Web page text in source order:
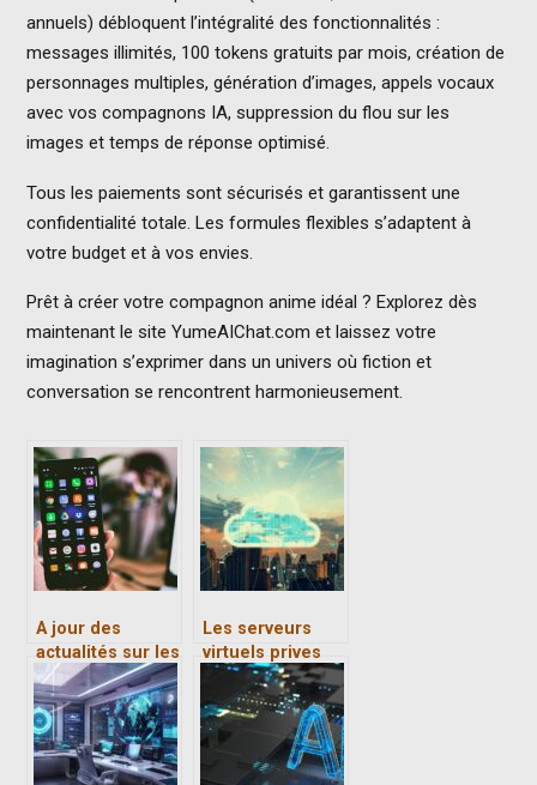
annuels) débloquent l’intégralité des fonctionnalités :
messages illimités, 100 tokens gratuits par mois, création de
personnages multiples, génération d’images, appels vocaux
avec vos compagnons IA, suppression du flou sur les
images et temps de réponse optimisé.
Tous les paiements sont sécurisés et garantissent une
confidentialité totale. Les formules flexibles s’adaptent à
votre budget et à vos envies.
Prêt à créer votre compagnon anime idéal ? Explorez dès
maintenant le site YumeAIChat.com et laissez votre
imagination s’exprimer dans un univers où fiction et
conversation se rencontrent harmonieusement.
A jour des
actualités sur les
Smartphones
Les serveurs
virtuels prives
(VPS) :
fonctionnalites
et avantages